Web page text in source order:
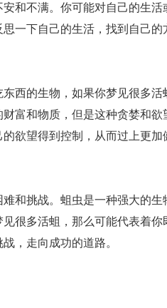
和不满。你可能对自己的生活
一下自己的生活，找到自己的
西的生物，如果你梦见很多活
富和物质，但是这种贪婪和欲
欲望得到控制，从而过上更加
和挑战。蛆虫是一种强大的生
很多活蛆，那么可能代表着你
，走向成功的道路。